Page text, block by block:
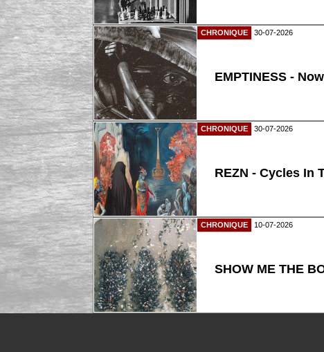
CHRONIQUE 30-07-2026
EMPTINESS -
CHRONIQUE 30-07-2026
REZN - Cycles In
CHRONIQUE 10-07-2026
SHOW ME THE